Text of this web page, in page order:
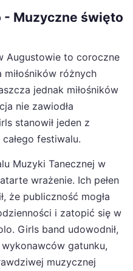
- Muzyczne święto
Augustowie to coroczne
różnych
jednak miłośników
nie zawiodła
stanowił jeden z
festiwalu.
Muzyki Tanecznej w
wrażenie. Ich pełen
że publiczność mogła
i zatopić się w
Girls band udowodnił,
gatunku,
muzycznej